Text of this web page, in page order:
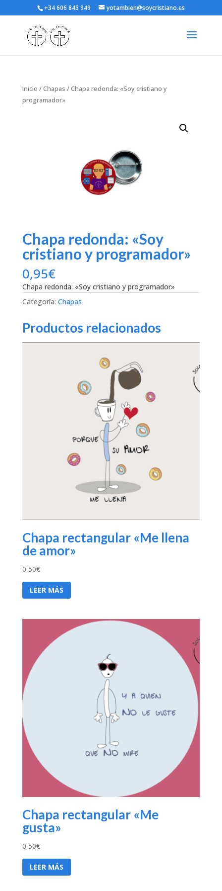
+34 606 845 949 yotambien@soycristiano.es
Inicio /Chapas / Chapa redonda: «Soy cristiano y
programador»
Chapa redonda: «Soy
cristiano y programador»
0,95€
Chapa redonda: «Soy cristiano y programador»
Categoría: Chapas
Productos relacionados
Chapa rectangular «Me llena
de amor»
0,50€
LEER MÁS
Chapa rectangular «Me
gusta»
0,50€
LEER MÁS